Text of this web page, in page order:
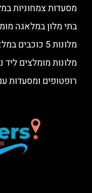
מסעדות צמחוניות
בתי מלון במלאגה
מלונות 5 כוכבים במלאגה
מלונות מומלצים ליד
רופטופים ומסעדות